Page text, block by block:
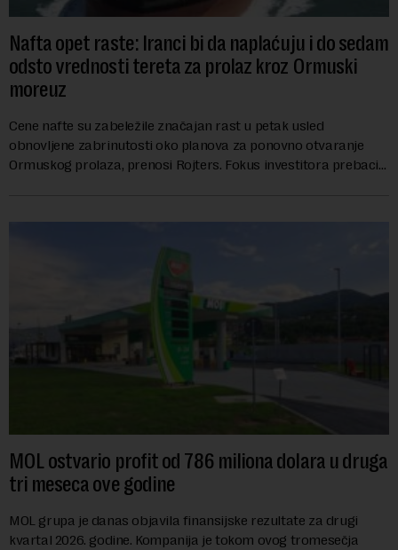
Nafta opet raste: Iranci bi da naplaćuju i do sedam
odsto vrednosti tereta za prolaz kroz Ormuski
moreuz
Cene nafte su zabeležile značajan rast u petak usled
obnovljene zabrinutosti oko planova za ponovno otvaranje
Ormuskog prolaza, prenosi Rojters. Fokus investitora prebacio
MOL ostvario profit od 786 miliona dolara u druga
tri meseca ove godine
MOL grupa je danas objavila finansijske rezultate za drugi
kvartal 2026. godine. Kompanija je tokom ovog tromesečja